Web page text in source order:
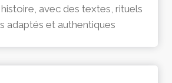
avec des textes, rituels
adaptés et authentiques